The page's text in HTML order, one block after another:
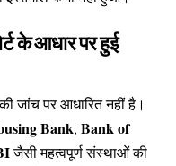
के आधार पर हुई
जांच पर आधारित नहीं है।
Bank, Bank of
जैसी महत्वपूर्ण संस्थाओं की